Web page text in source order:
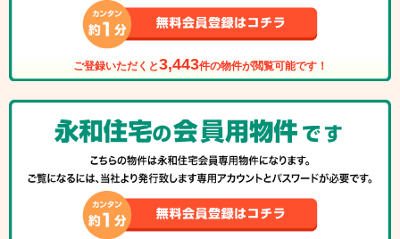
ご登録いただくと3,443件の物件が閲覧可能です！